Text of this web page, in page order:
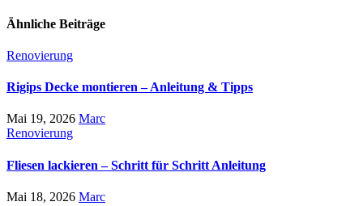
Ähnliche Beiträge
Renovierung
Rigips Decke montieren – Anleitung & Tipps
Mai 19, 2026 Marc
Renovierung
Fliesen lackieren – Schritt für Schritt Anleitung
Mai 18, 2026 Marc